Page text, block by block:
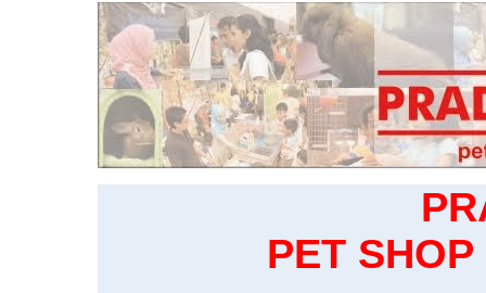
PET